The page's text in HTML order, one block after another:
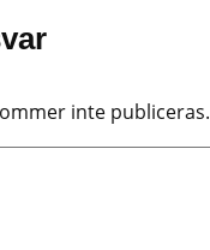
inte publiceras.